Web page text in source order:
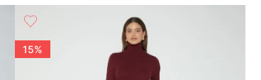
15%